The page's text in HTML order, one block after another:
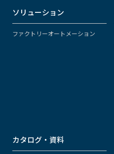
ソリューション
ファクトリーオートメーション
カタログ・資料